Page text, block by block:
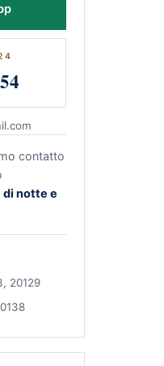
contatto
di notte e
20129